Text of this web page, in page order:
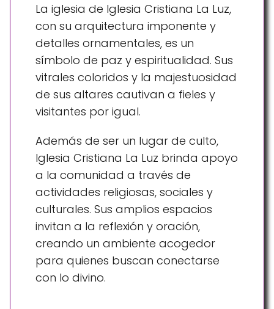
La iglesia de Iglesia Cristiana La Luz,
con su arquitectura imponente y
detalles ornamentales, es un
símbolo de paz y espiritualidad. Sus
vitrales coloridos y la majestuosidad
de sus altares cautivan a fieles y
visitantes por igual.
Además de ser un lugar de culto,
Iglesia Cristiana La Luz brinda apoyo
a la comunidad a través de
actividades religiosas, sociales y
culturales. Sus amplios espacios
invitan a la reflexión y oración,
creando un ambiente acogedor
para quienes buscan conectarse
con lo divino.